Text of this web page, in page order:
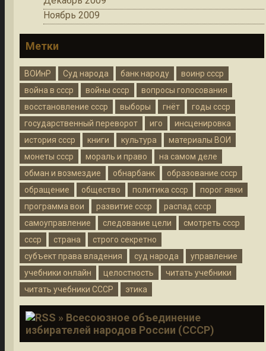
Ноябрь 2009
Метки
ВОИнР Суд народа банк народу
воинр ссср
война в ссср
войны ссср
вопросы голосования
восстановление ссср
выборы гнёт
годы ссср
государственный переворот
иго
инсценировка
история ссср
книги культура
материалы ВОИ
монеты ссср
мораль и право
на самом деле
обман и возмездие
обнарбанк
образование ссср
обращение
общество политика ссср
порог явки
программа вои
развитие ссср
распад ссср
самоуправление
следование цели
смотреть ссср
ссср
страна
строго секретно
субъект права владения
суд народа
управление
учебники онлайн
целостность
читать учебники
читать учебники СССР
этика
» Всесоюзное объединение
избирателей народов России (СССР)